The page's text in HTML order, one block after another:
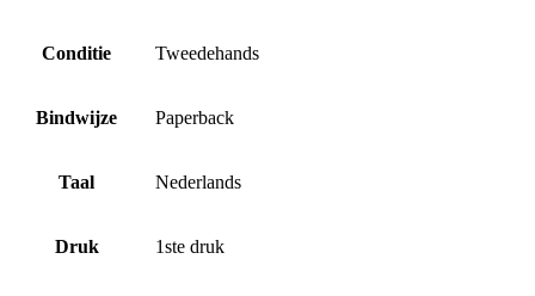
Conditie Tweedehands
Bindwijze Paperback
Taal Nederlands
Druk 1ste druk